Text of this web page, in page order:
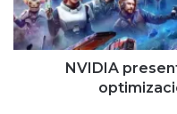
en
DLSS
3.5
NVIDIA